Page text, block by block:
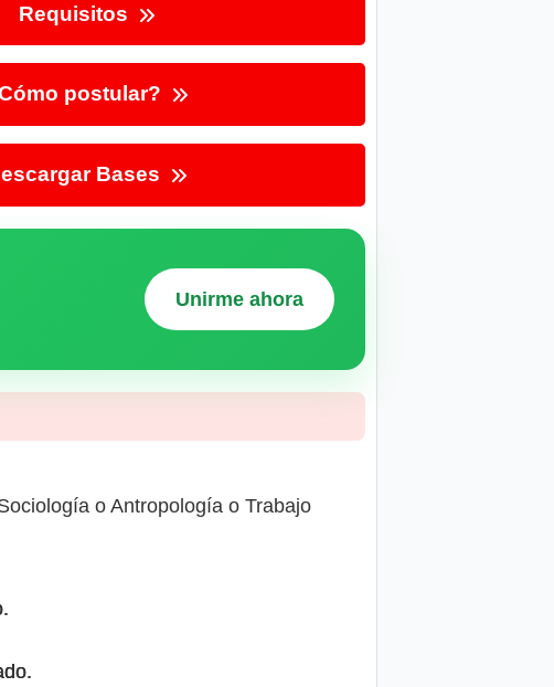
Requisitos
postular?
Bases
Unirme ahora
o Antropología o Trabajo